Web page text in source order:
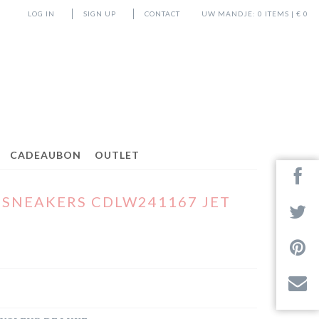
UW MANDJE: 0 ITEMS | € 0
LOG IN SIGN UP CONTACT
CADEAUBON OUTLET
CDLW241167 JET